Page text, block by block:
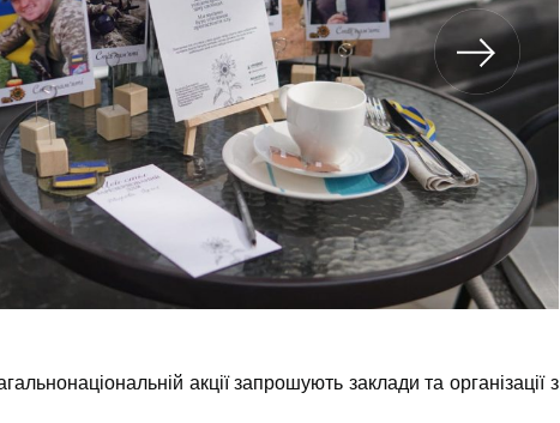
акції запрошують заклади та організації з